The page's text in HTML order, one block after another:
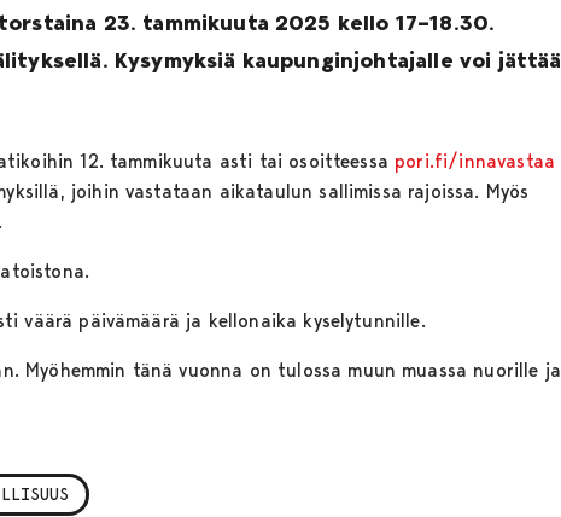
23. tammikuuta 2025 kello 17–18.30.
Kysymyksiä kaupunginjohtajalle voi jättää
12. tammikuuta asti tai osoitteessa pori.fi/innavastaa
joihin vastataan aikataulun sallimissa rajoissa. Myös
väärä päivämäärä ja kellonaika kyselytunnille.
Myöhemmin tänä vuonna on tulossa muun muassa nuorille ja